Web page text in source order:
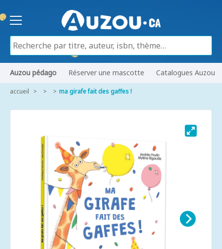
Auzou pédago Réserver une mascotte Catalogues Auzou
accueil ma girafe fait des gaffes !